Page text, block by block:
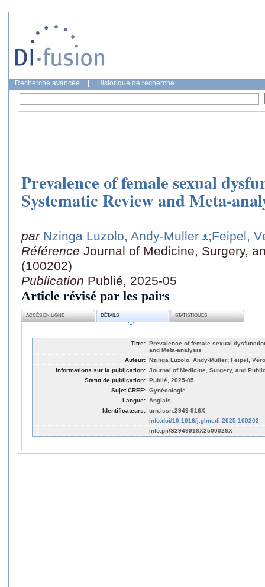
Recherche avancée Historique de recherche
Prevalence of female sexual
Systematic Review and Meta-
par Nzinga Luzolo, Andy-Muller
;Feipel,
Référence Journal of Medicine, Surgery,
(100202)
Publication Publié, 2025-05
Article révisé par les pairs
ACCÈS EN LIGNE DÉTAILS STATISTIQUES
Titre: Prevalence of female sexual
and Meta-analysis
Auteur: Nzinga Luzolo, Andy-Muller; Feipel,
Informations sur la publication: Journal of Medicine, Surgery, and
Statut de publication: Publié, 2025-05
Sujet CREF: Gynécologie
Langue: Anglais
Identificateurs: urn:issn:2949-916X
info:doi/10.1016/j.glmedi.2025.100202
info:pii/S2949916X2500026X